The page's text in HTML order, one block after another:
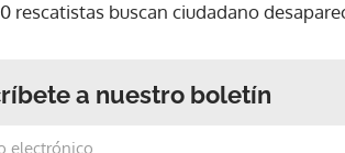
rescatistas buscan ciudadano
a nuestro boletín